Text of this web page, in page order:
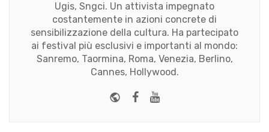
Ugis, Sngci. Un attivista impegnato
costantemente in azioni concrete di
sensibilizzazione della cultura. Ha partecipato
ai festival più esclusivi e importanti al mondo:
Sanremo, Taormina, Roma, Venezia, Berlino,
Cannes, Hollywood.
Website
Facebook
Youtube